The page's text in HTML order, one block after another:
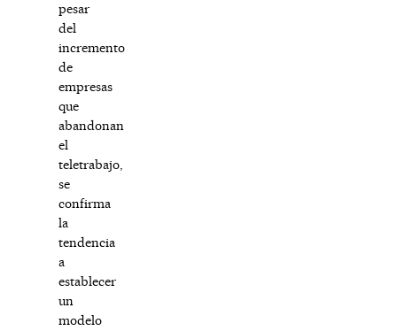
pesar
del
incremento
de
empresas
que
abandonan
el
teletrabajo,
se
confirma
la
tendencia
a
establecer
un
modelo